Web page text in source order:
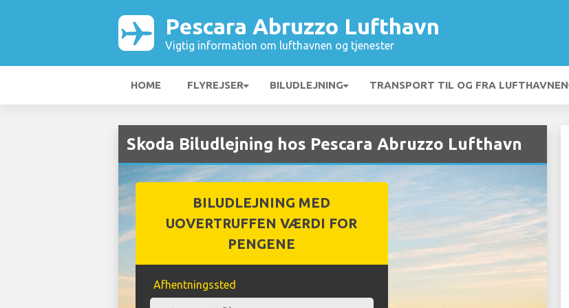
Pescara Abruzzo Lufthavn
Vigtig information om lufthavnen og tjenester
HOME FLYREJSER BILUDLEJNING TRANSPORT TIL OG FRA LUFTHAVNEN
Skoda Biludlejning hos Pescara Abruzzo Lufthavn
BILUDLEJNING MED
UOVERTRUFFEN VÆRDI FOR
PENGENE
Afhentningssted